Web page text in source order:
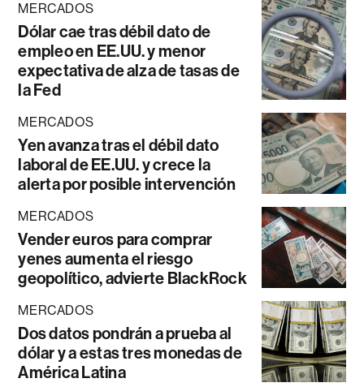
MERCADOS
Dólar cae tras débil dato de
empleo en EE.UU. y menor
expectativa de alza de tasas de
la Fed
MERCADOS
Yen avanza tras el débil dato
laboral de EE.UU. y crece la
alerta por posible intervención
MERCADOS
Vender euros para comprar
yenes aumenta el riesgo
geopolítico, advierte BlackRock
MERCADOS
Dos datos pondrán a prueba al
dólar y a estas tres monedas de
América Latina